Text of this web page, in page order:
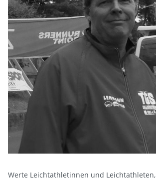
Werte Leichtathletinnen und Leichtathleten,